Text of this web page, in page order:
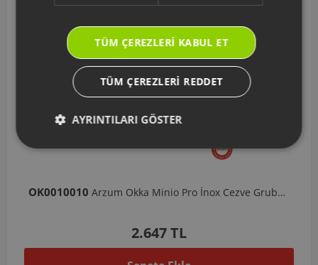
OK0010010 Arzum Okka Minio Pro İnox Cezve Grubu-Bakır
2.647 TL
TÜM ÇEREZLERI KABUL ET
TÜM ÇEREZLERI REDDET
AYRINTILARI GÖSTER